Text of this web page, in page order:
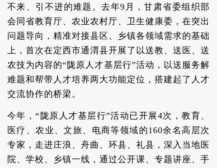
不来、引不进的难题。去年9月，甘肃省委组织部
会同省教育厅、农业农村厅、卫生健康委，在突出
问题导向，精准对接县区、乡镇各领域需求的基础
上，首次在定西市通渭县开展了以送教、送医、送
农技为内容的“陇原人才基层行”活动，以送服务解
难题和帮带人才培养两大功能定位，搭建起了人才
交流协作的桥梁。
今年，“陇原人才基层行”活动已开展4次，教育、
医疗、农业、文旅、电商等领域的160余名高层次
专家，走进庄浪、舟曲、环县、礼县，深入当地医
院、学校、乡镇一线，通过公开课、专题讲座、手